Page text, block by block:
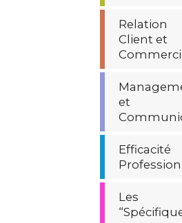
Relation
Client et
et
Efficacité
Les